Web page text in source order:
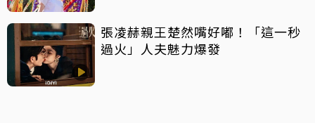
張凌赫親王楚然嘴好嘟！「這一秒
過火」人夫魅力爆發